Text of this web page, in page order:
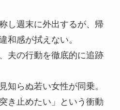
し週末に外出するが、帰
和感が拭えない。
夫の行動を徹底的に追跡
知らぬ若い女性が同乗。
き止めたい」という衝動